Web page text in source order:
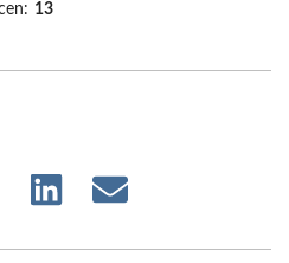
13
Share
Share